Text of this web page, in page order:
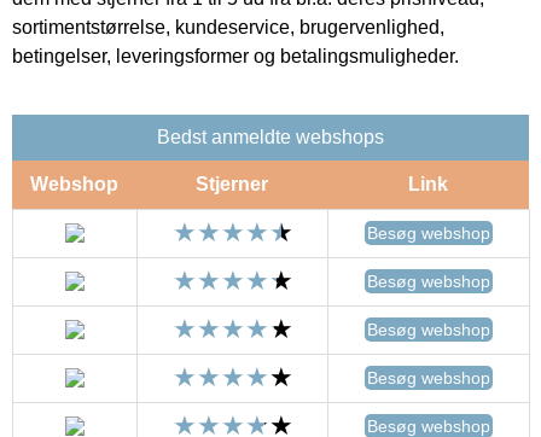
sortimentstørrelse, kundeservice, brugervenlighed,
betingelser, leveringsformer og betalingsmuligheder.
Bedst anmeldte webshops
Webshop Stjerner Link
Besøg webshop
Besøg webshop
Besøg webshop
Besøg webshop
Besøg webshop